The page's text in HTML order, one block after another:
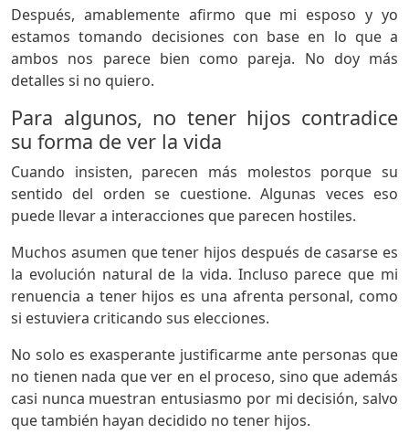
Después, amablemente afirmo que mi esposo y yo
estamos tomando decisiones con base en lo que a
ambos nos parece bien como pareja. No doy más
detalles si no quiero.
Para algunos, no tener hijos contradice
su forma de ver la vida
Cuando insisten, parecen más molestos porque su
sentido del orden se cuestione. Algunas veces eso
puede llevar a interacciones que parecen hostiles.
Muchos asumen que tener hijos después de casarse es
la evolución natural de la vida. Incluso parece que mi
renuencia a tener hijos es una afrenta personal, como
si estuviera criticando sus elecciones.
No solo es exasperante justificarme ante personas que
no tienen nada que ver en el proceso, sino que además
casi nunca muestran entusiasmo por mi decisión, salvo
que también hayan decidido no tener hijos.